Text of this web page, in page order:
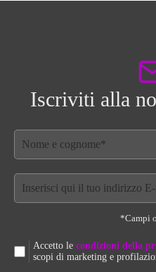
Iscriviti alla
*Campi
Accetto le condizioni della
scopi di marketing e